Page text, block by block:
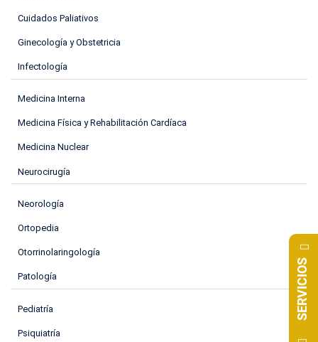
Cuidados Paliativos
Ginecología y Obstetricia
Infectología
Medicina Interna
Medicina Física y Rehabilitación Cardíaca
Medicina Nuclear
Neurocirugía
Neorología
Ortopedia
Otorrinolaringología
Patología
Pediatría
Psiquiatría
SERVICIOS